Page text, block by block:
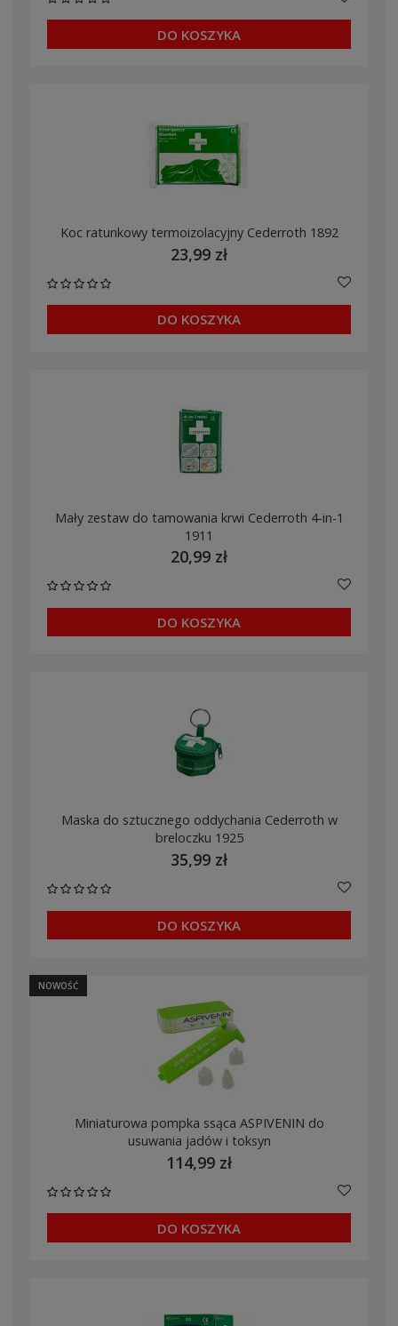
DO KOSZYKA
Koc ratunkowy termoizolacyjny Cederroth 1892
23,99 zł
DO KOSZYKA
Mały zestaw do tamowania krwi Cederroth 4-in-1
1911
20,99 zł
DO KOSZYKA
Maska do sztucznego oddychania Cederroth w
breloczku 1925
35,99 zł
DO KOSZYKA
Miniaturowa pompka ssąca ASPIVENIN do
usuwania jadów i toksyn
114,99 zł
DO KOSZYKA
NOWOŚĆ